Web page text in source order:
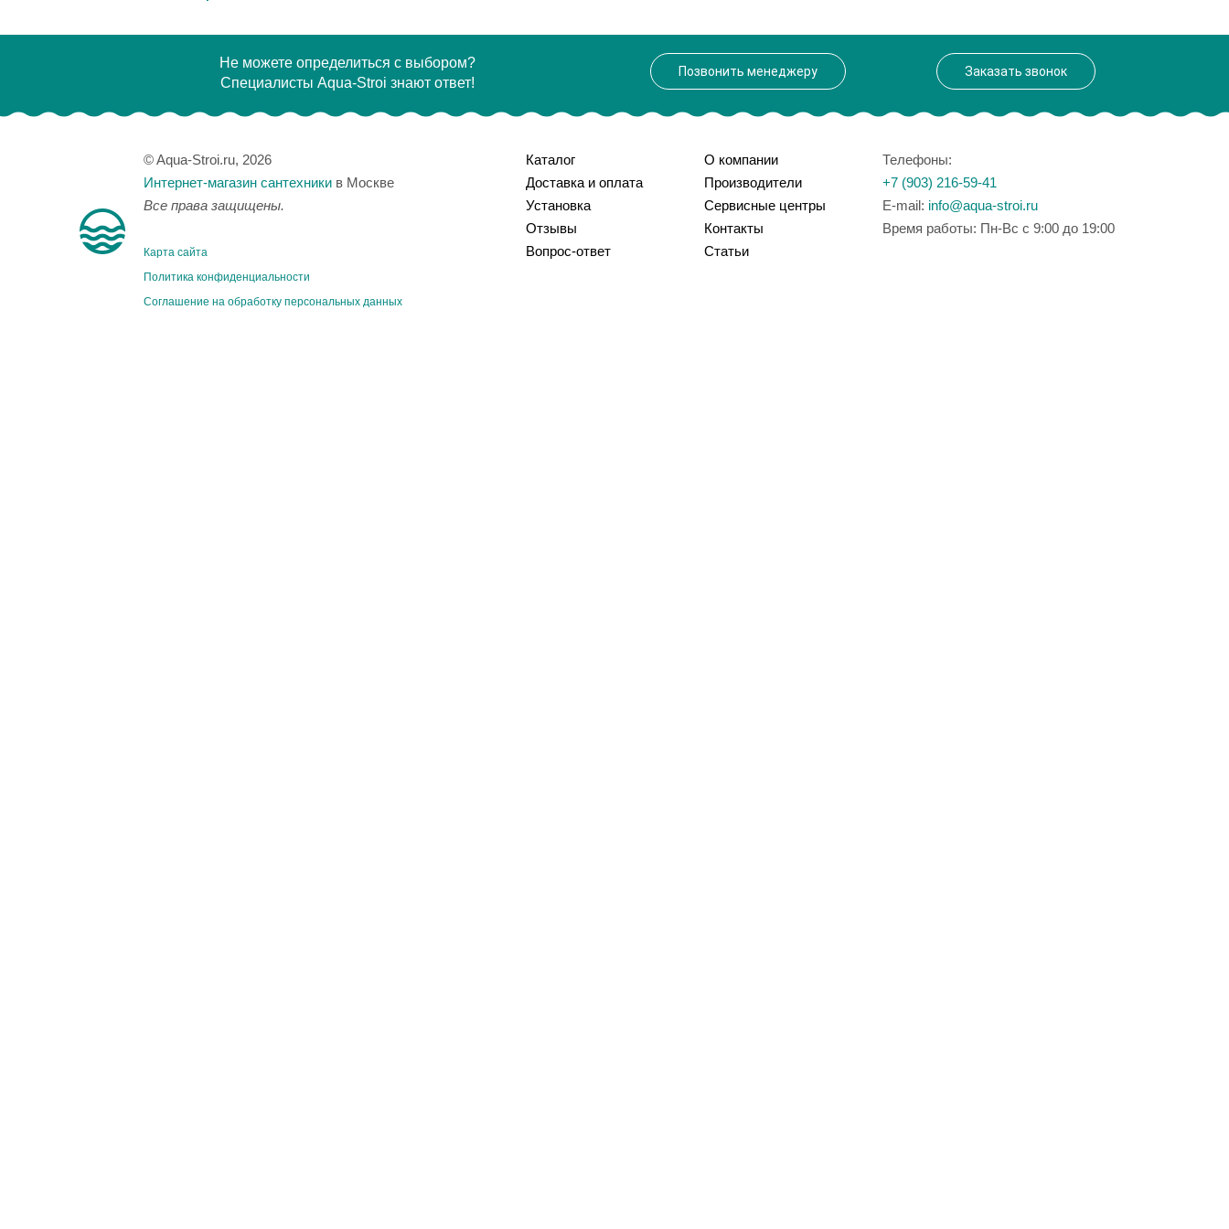
Не можете определиться с выбором?
Специалисты Aqua-Stroi знают ответ!
Позвонить менеджеру Заказать звонок
© Aqua-Stroi.ru, 2026
Интернет-магазин сантехники в Москве
Все права защищены.
Карта сайта
Политика конфиденциальности
Соглашение на обработку персональных данных
Каталог
Доставка и оплата
Установка
Отзывы
Вопрос-ответ
О компании
Производители
Сервисные центры
Контакты
Статьи
Телефоны:
+7 (903) 216-59-41
E-mail: info@aqua-stroi.ru
Время работы: Пн-Вс с 9:00 до 19:00